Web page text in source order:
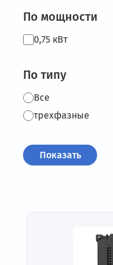
По мощности
0,75 кВт
По типу
Все
трехфазные